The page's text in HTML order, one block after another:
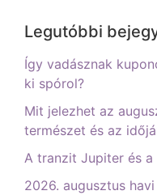
Legutóbbi
Így vadásznak
ki spórol?
Mit jelezhet az
természet és az
A tranzit Jupiter és
2026. augusztus